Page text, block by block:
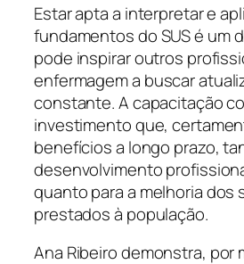
Estar apta a interpretar e
fundamentos do SUS é um
pode inspirar outros
enfermagem a buscar
constante. A capacitação
investimento que,
benefícios a longo prazo,
desenvolvimento
quanto para a melhoria dos
prestados à população.
Ana Ribeiro demonstra, por